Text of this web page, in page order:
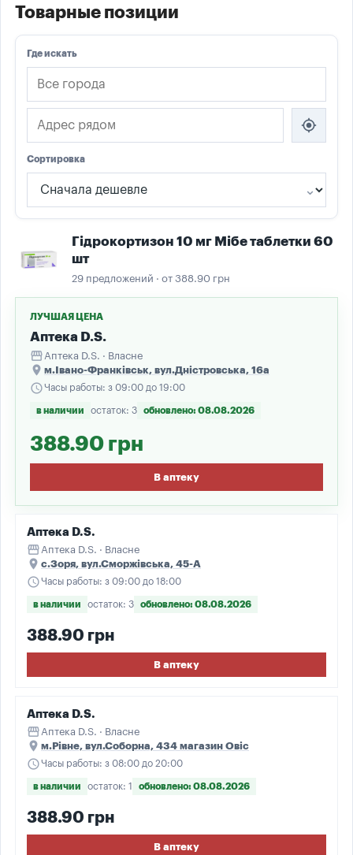
Товарные позиции
Где искать
Сортировка
my_location
Гідрокортизон 10 мг Мібе таблетки 60
шт
29 предложений · от 388.90 грн
ЛУЧШАЯ ЦЕНА
Аптека D.S.
storefront Аптека D.S. · Власне
place м.Івано-Франківськ, вул.Дністровська, 16а
scheduleЧасы работы: з 09:00 до 19:00
в наличии остаток: 3 обновлено: 08.08.2026
388.90 грн
В аптеку
Аптека D.S.
storefront Аптека D.S. · Власне
place с.Зоря, вул.Сморжівська, 45-А
scheduleЧасы работы: з 09:00 до 18:00
в наличии остаток: 3 обновлено: 08.08.2026
388.90 грн
В аптеку
Аптека D.S.
storefront Аптека D.S. · Власне
place м.Рівне, вул.Соборна, 434 магазин Овіс
scheduleЧасы работы: з 08:00 до 20:00
в наличии остаток: 1 обновлено: 08.08.2026
388.90 грн
В аптеку